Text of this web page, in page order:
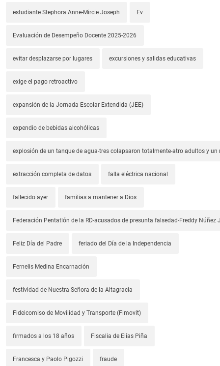
estudiante Stephora Anne-Mircie Joseph Ev
Evaluación de Desempeño Docente 2025-2026
evitar desplazarse por lugares excursiones y salidas educativas
exige el pago retroactivo
expansión de la Jornada Escolar Extendida (JEE)
expendio de bebidas alcohólicas
explosión de un tanque de agua-tres colapsaron totalmente-atro adultos y un
extracción completa de datos falla eléctrica nacional
fallecido ayer familias a mantener a Dios
Federación Pentatlón de la RD-acusados de presunta falsedad-Freddy Núñez
Feliz Día del Padre feriado del Día de la Independencia
Fernelis Medina Encarnación
festividad de Nuestra Señora de la Altagracia
Fideicomiso de Movilidad y Transporte (Fimovit)
firmados a los 18 años Fiscalia de Elías Piña
Francesca y Paolo Pigozzi fraude